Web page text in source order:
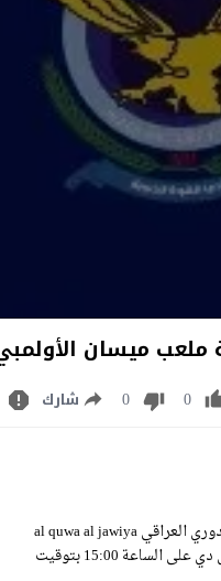
0
0 شارك
مشاهدة مباراة القوة الجوية ونفط ميسان بث مباشر اليوم الخميس 28-5-2026 ضمن الجولة 37 من منافسات الدوري العراقي al quwa al jawiya
VS naft maysan Live Stream على ملعب ميسان الأولمبي، وسيكون اللقاء منقولًا عبر قناة العراقية الرياضية إتش دي على الساعة 15:00 بتوقيت